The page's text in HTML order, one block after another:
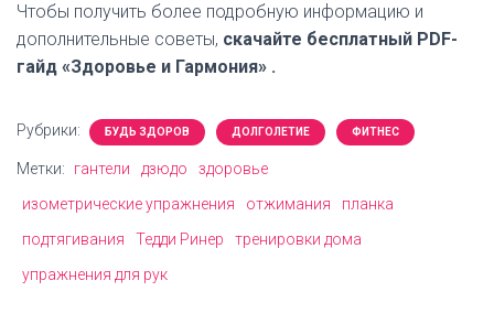
Чтобы получить более подробную информацию и
дополнительные советы, скачайте бесплатный PDF-
гайд «Здоровье и Гармония» .
Рубрики: БУДЬ ЗДОРОВ ДОЛГОЛЕТИЕ ФИТНЕС
Метки: гантели дзюдо
здоровье
изометрические упражнения
отжимания
планка
подтягивания
Тедди Ринер
тренировки дома
упражнения для рук